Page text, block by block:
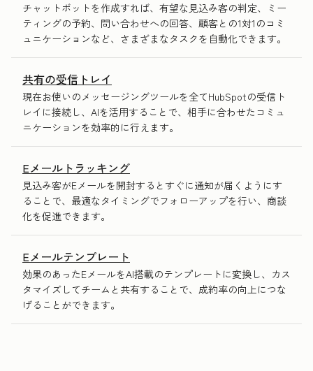
チャットボットを作成すれば、有望な見込み客の判定、ミー
ティングの予約、問い合わせへの回答、顧客との1対1のコミ
ュニケーションなど、さまざまなタスクを自動化できます。
共有の受信トレイ
現在お使いのメッセージングツールを全てHubSpotの受信ト
レイに接続し、AIを活用することで、相手に合わせたコミュ
ニケーションを効率的に行えます。
Eメールトラッキング
見込み客がEメールを開封するとすぐに通知が届くようにす
ることで、最適なタイミングでフォローアップを行い、商談
化を促進できます。
Eメールテンプレート
効果のあったEメールをAI搭載のテンプレートに変換し、カス
タマイズしてチームと共有することで、成約率の向上につな
げることができます。